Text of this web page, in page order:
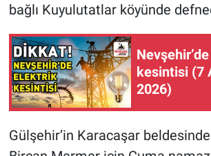
bağlı Kuyulutatlar köyünde
kesintisi (7
2026)
Gülşehir’in Karacaşar